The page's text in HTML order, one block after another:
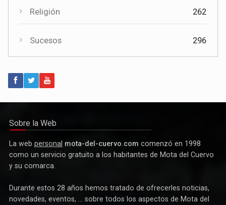
Política
Religión 262
La webpersonal mota-del-cuervo.comcomenzó en 1998
como un servicio gratuito a los habitantes de Mota del Cuervo
Durante estos 28 años hemos tratado de ofrecerles noticias,